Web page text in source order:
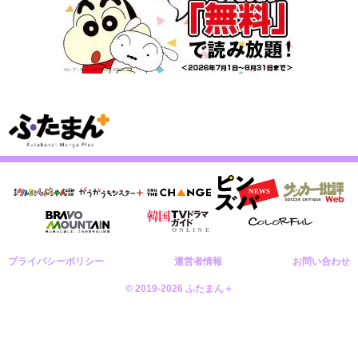
プライバシーポリシー 運営者情報 お問い合わせ
© 2019-2026 ふたまん＋